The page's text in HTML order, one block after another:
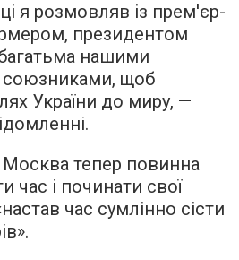
я розмовляв із прем'єр-
президентом
нашими
щоб
України до миру, —
тепер повинна
час і починати свої
час сумлінно сісти